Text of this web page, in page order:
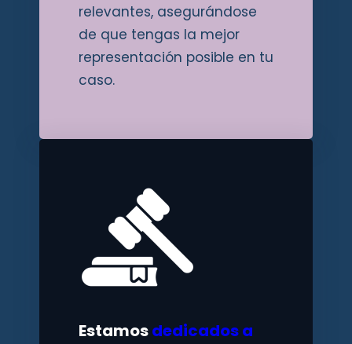
relevantes, asegurándose
de que tengas la mejor
representación posible en tu
caso.
Estamosdedicados a